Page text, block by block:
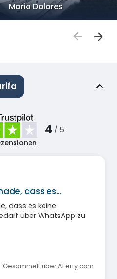
Maria Dolores
4 / 5
dass es…
dass es keine
über WhatsApp zu
Gesammelt über AFerry.com